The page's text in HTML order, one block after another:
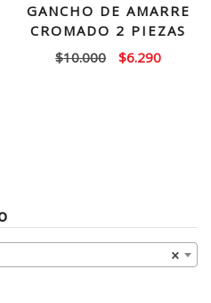
GANCHO DE AMARRE
CROMADO 2 PIEZAS
$10.000
El
$6.290El
×